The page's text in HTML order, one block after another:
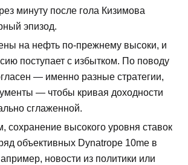
минуту после гола Кизимова
эпизод.
на нефть по-прежнему высоки, и
поступает с избытком. По поводу
— именно разные стратегии,
— чтобы кривая доходности
сглаженной.
сохранение высокого уровня ставок
объективных Dynatrope 10me в
новости из политики или